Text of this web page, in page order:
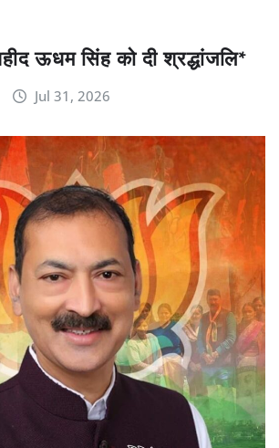
ऊधम सिंह को दी श्रद्धांजलि*
Jul 31, 2026